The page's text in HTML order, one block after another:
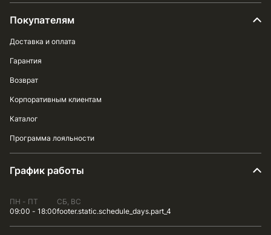
Покупателям
Доставка и оплата
Гарантия
Возврат
Корпоративным клиентам
Каталог
Программа лояльности
График работы
ПН - ПТ
09:00 - 18:00
СБ, ВС
footer.static.schedule_days.part_4